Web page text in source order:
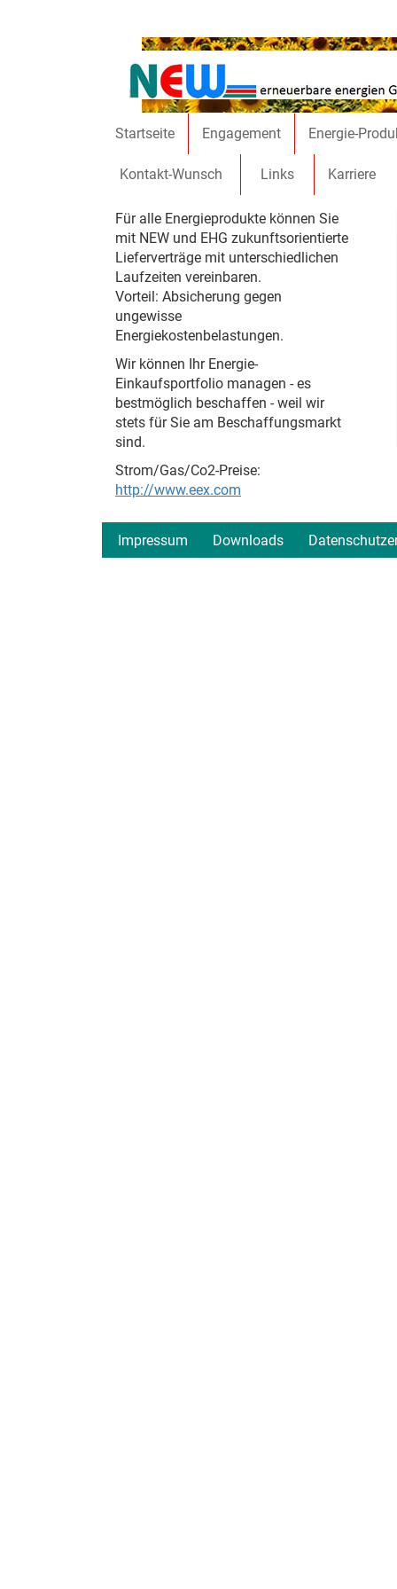
Startseite Engagement Energie-
Kontakt-Wunsch Links Karriere
Für alle Energieprodukte können Sie
mit NEW und EHG zukunftsorientierte
Lieferverträge mit unterschiedlichen
Laufzeiten vereinbaren.
Vorteil: Absicherung gegen
ungewisse
Energiekostenbelastungen.
Wir können Ihr Energie-
Einkaufsportfolio managen - es
bestmöglich beschaffen - weil wir
stets für Sie am Beschaffungsmarkt
sind.
Strom/Gas/Co2-Preise:
http://www.eex.com
Impressum Downloads